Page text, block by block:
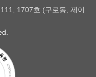
1707호 (구로동, 제이